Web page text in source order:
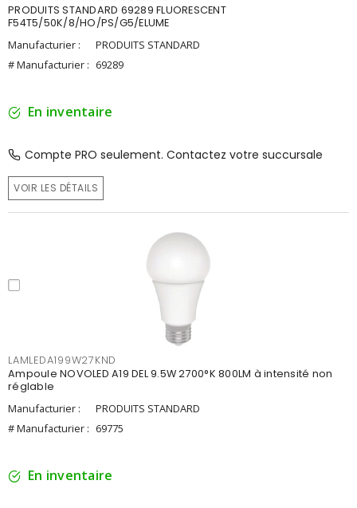
PRODUITS STANDARD 69289 FLUORESCENT
F54T5/50K/8/HO/PS/G5/ELUME
Manufacturier :
PRODUITS STANDARD
# Manufacturier : 69289
En inventaire
Compte PRO seulement. Contactez votre succursale
VOIR LES DÉTAILS
LAMLEDA199W27KND
Ampoule NOVOLED A19 DEL 9.5W 2700°K 800LM à intensité non
réglable
Manufacturier :
PRODUITS STANDARD
# Manufacturier : 69775
En inventaire